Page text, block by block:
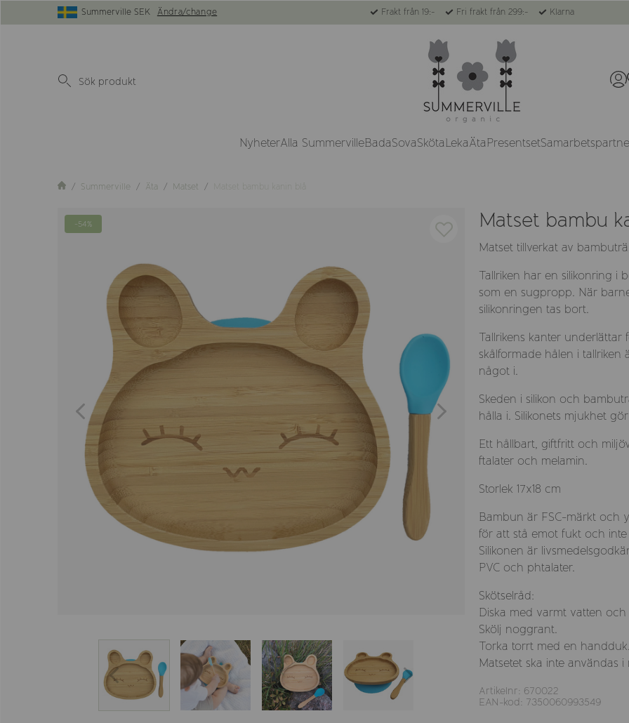
Summerville SEK Ändra/change Frakt från 19:- Fri frakt från 299:- Klarna
NyheterAlla SummervilleBadaSovaSkötaLekaÄtaPresentset
Summerville Äta Matset Matset bambu kanin blå
-54% Matset bambu
Matset tillverkat av
Tallriken har en silikonring i
som en sugpropp. När
silikonringen tas bort.
Tallrikens kanter
skålformade hålen i
något i.
Skeden i silikon och
hålla i. Silikonets mjukhet
Ett hållbart, giftfritt och
ftalater och melamin.
Storlek 17x18 cm
Bambun är FSC-märkt och
för att stå emot fukt och inte
Silikonen är
PVC och phtalater.
Skötselråd:
Diska med varmt vatten och
Skölj noggrant.
Torka torrt med en handduk.
Matsetet ska inte användas
Artikelnr: 670022
EAN-kod: 7350060993549